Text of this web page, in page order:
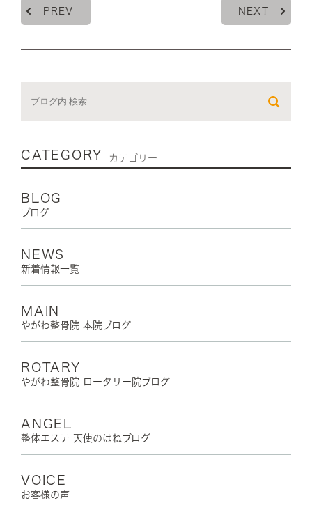
PREV NEXT
CATEGORY カテゴリー
BLOG
ブログ
NEWS
新着情報一覧
MAIN
やがわ整骨院 本院ブログ
ROTARY
やがわ整骨院 ロータリー院ブログ
ANGEL
整体エステ 天使のはねブログ
VOICE
お客様の声